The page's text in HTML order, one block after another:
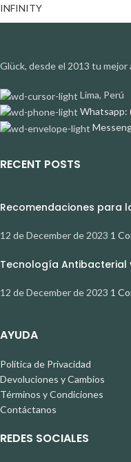
INFINITY
Glück, desde el 2013 tu mejor
Lima, Perú
Whatsapp:
RECENT POSTS
Recomendaciones para
12 de December de 2023 1
Tecnología Antibacterial
12 de December de 2023 1
AYUDA
Política de Privacidad
Devoluciones y Cambios
Términos y Condiciones
Contáctanos
REDES SOCIALES